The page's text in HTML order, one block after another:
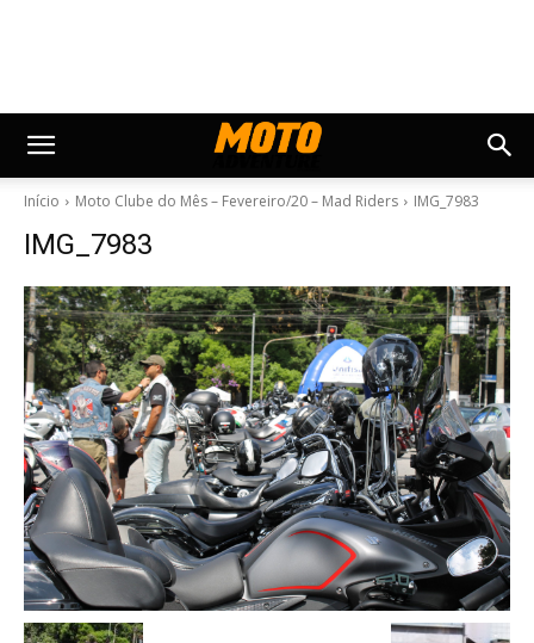
Início Moto Clube do Mês – Fevereiro/20 – Mad Riders IMG_7983
IMG_7983